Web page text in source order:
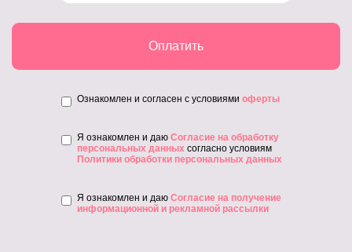
Оплатить
Ознакомлен и согласен с условиями оферты
Я ознакомлен и даю Согласие на обработку
персональных данныхсогласно условиям
Политики обработки персональных данных
Я ознакомлен и даю Согласие на получение
информационной и рекламной рассылки